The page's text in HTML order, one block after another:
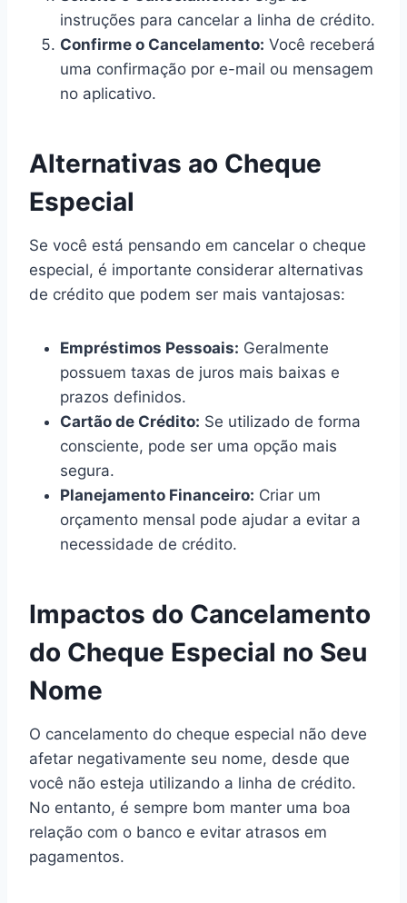
instruções para cancelar a linha de crédito.
Confirme o Cancelamento: Você receberá
uma confirmação por e-mail ou mensagem
no aplicativo.
Alternativas ao Cheque
Especial
Se você está pensando em cancelar o cheque
especial, é importante considerar alternativas
de crédito que podem ser mais vantajosas:
Empréstimos Pessoais: Geralmente
possuem taxas de juros mais baixas e
prazos definidos.
Cartão de Crédito: Se utilizado de forma
consciente, pode ser uma opção mais
segura.
Planejamento Financeiro: Criar um
orçamento mensal pode ajudar a evitar a
necessidade de crédito.
Impactos do Cancelamento
do Cheque Especial no Seu
Nome
O cancelamento do cheque especial não deve
afetar negativamente seu nome, desde que
você não esteja utilizando a linha de crédito.
No entanto, é sempre bom manter uma boa
relação com o banco e evitar atrasos em
pagamentos.